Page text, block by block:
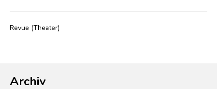
Revue (Theater)
Archiv